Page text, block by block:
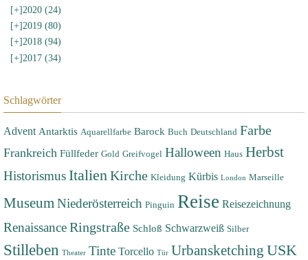
[+]2020 (24)
[+] 2019 (80)
[+]2018 (94)
[+]2017 (34)
Schlagwörter
Advent Antarktis Aquarellfarbe Barock Buch Deutschland Farbe
Frankreich Füllfeder Gold Greifvogel Halloween Haus Herbst
HistorismusItalienKirche Kleidung Kürbis London Marseille
Museum Niederösterreich Pinguin Reise Reisezeichnung
RenaissanceRingstraße Schloß Schwarzweiß Silber
Stilleben Theater Tinte Torcello Tür Urbansketching USK